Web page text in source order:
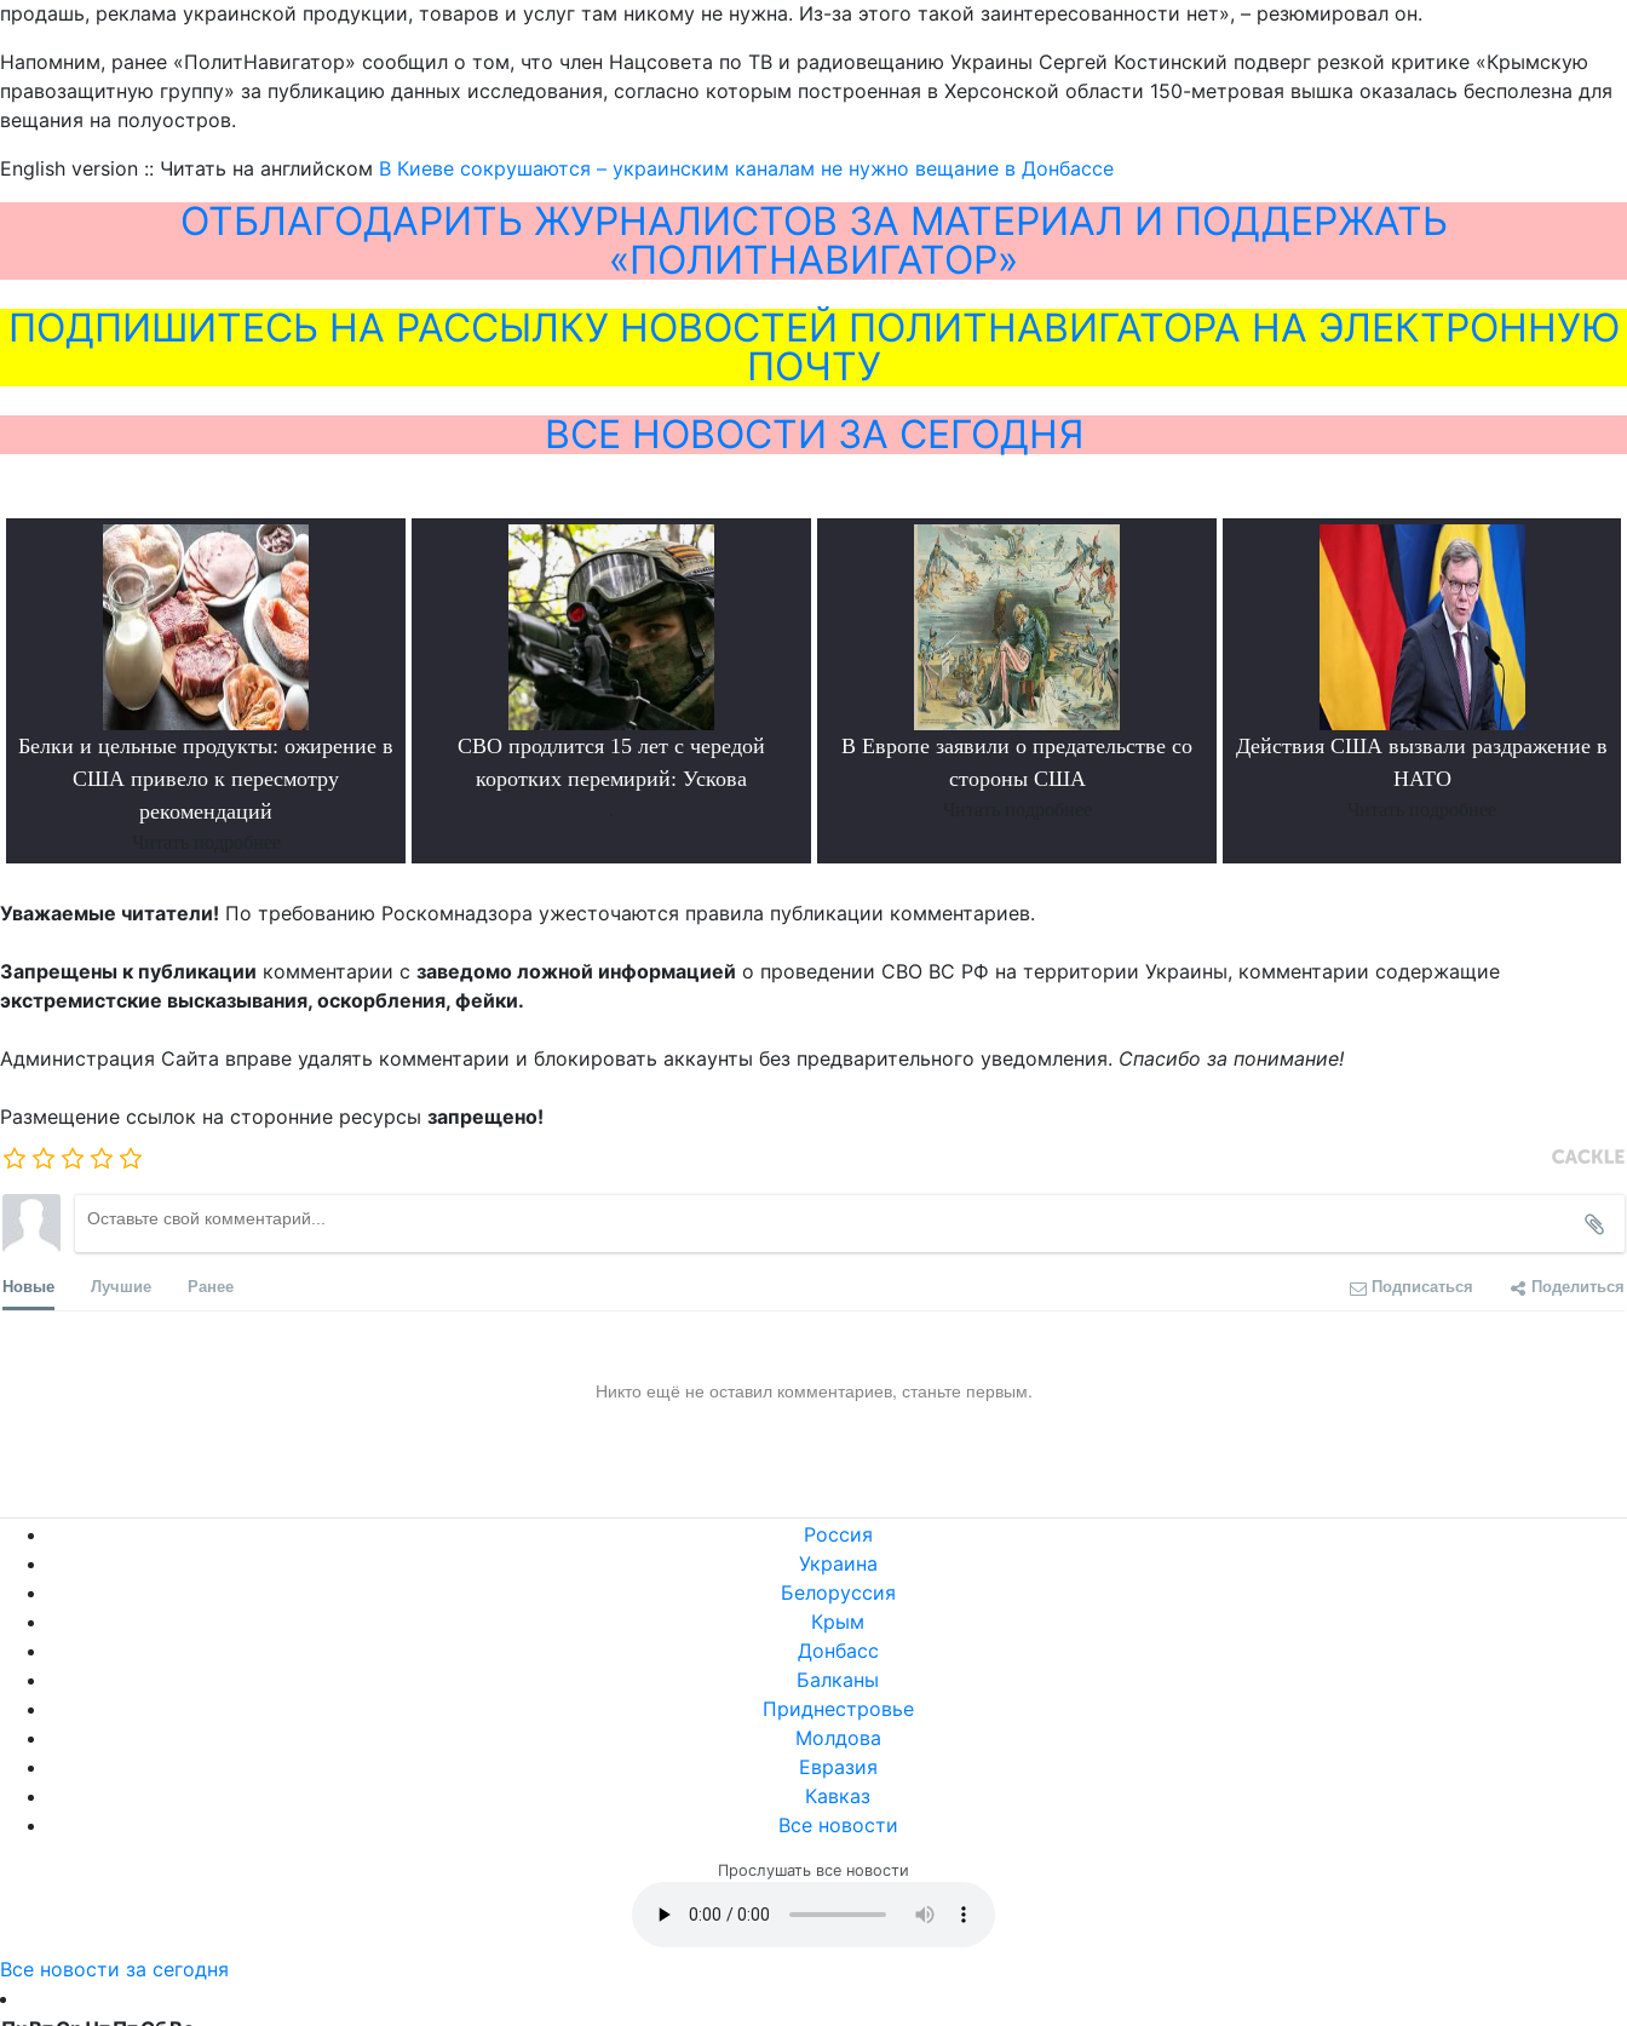
продашь, реклама украинской продукции, товаров и услуг там никому не нужна. Из-за этого такой заинтересованности нет», – резюмировал он.
Напомним, ранее «ПолитНавигатор» сообщил о том, что член Нацсовета по ТВ и радиовещанию Украины Сергей Костинский подверг резкой критике «Крымскую
правозащитную группу» за публикацию данных исследования, согласно которым построенная в Херсонской области 150-метровая вышка оказалась бесполезна для
вещания на полуостров.
English version :: Читать на английском В Киеве сокрушаются – украинским каналам не нужно вещание в Донбассе
ОТБЛАГОДАРИТЬ ЖУРНАЛИСТОВ ЗА МАТЕРИАЛ И ПОДДЕРЖАТЬ
«ПОЛИТНАВИГАТОР»
ПОДПИШИТЕСЬ НА РАССЫЛКУ НОВОСТЕЙ ПОЛИТНАВИГАТОРА НА ЭЛЕКТРОННУЮ
ПОЧТУ
ВСЕ НОВОСТИ ЗА СЕГОДНЯ
Белки и цельные продукты: ожирение в
США привело к пересмотру
рекомендаций
СВО продлится 15 лет с чередой
коротких перемирий: Ускова
В Европе заявили о предательстве со
стороны США
Действия США вызвали раздражение в
НАТО
Уважаемые читатели! По требованию Роскомнадзора ужесточаются правила публикации комментариев.
Запрещены к публикации комментарии с заведомо ложной информацией о проведении СВО ВС РФ на территории Украины, комментарии содержащие
экстремистские высказывания, оскорбления, фейки.
Администрация Сайта вправе удалять комментарии и блокировать аккаунты без предварительного уведомления. Спасибо за понимание!
Размещение ссылок на сторонние ресурсы запрещено!
Новые Лучшие Ранее Подписаться Поделиться
Никто ещё не оставил комментариев, станьте первым.
Россия
Украина
Белоруссия
Крым
Донбасс
Балканы
Приднестровье
Молдова
Евразия
Кавказ
Все новости
Прослушать все новости
Все новости за сегодня